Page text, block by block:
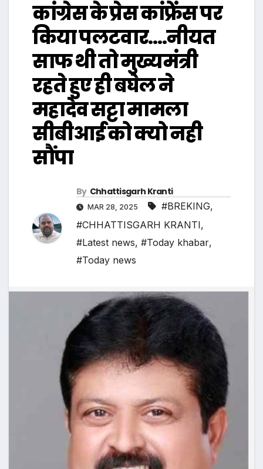
कांग्रेस के प्रेस कांफ्रेंस पर
किया पलटवार….नीयत
साफ थी तो मुख्यमंत्री
रहते हुए ही बघेल ने
महादेव सट्टा मामला
सीबीआई को क्यो नही
सौंपा
By Chhattisgarh Kranti
MAR 28, 2025 #BREKING,
#CHHATTISGARH KRANTI,
#Latest news, #Today khabar,
#Today news